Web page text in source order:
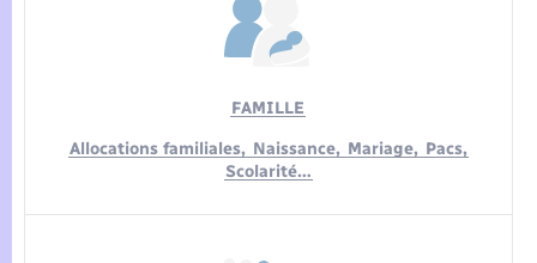
FAMILLE
Allocations familiales, Naissance, Mariage, Pacs,
Scolarité…